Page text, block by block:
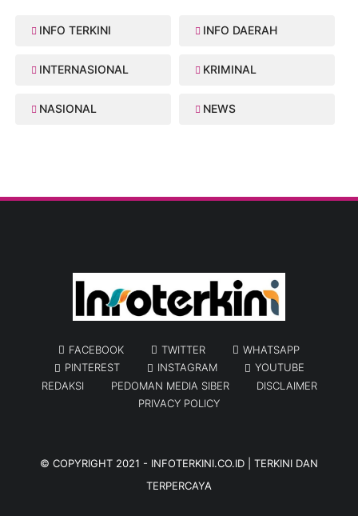
INFO TERKINI INFO DAERAH
INTERNASIONAL KRIMINAL
NASIONAL NEWS
FACEBOOK TWITTER
WHATSAPP
PINTEREST
INSTAGRAM
YOUTUBE
REDAKSI
PEDOMAN MEDIA SIBER
DISCLAIMER
PRIVACY POLICY
© COPYRIGHT 2021 - INFOTERKINI.CO.ID | TERKINI DAN
TERPERCAYA